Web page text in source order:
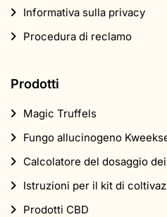
Informativa sulla privacy
Procedura di reclamo
Prodotti
Magic Truffels
Fungo allucinogeno
Calcolatore del dosaggio
Istruzioni per il kit di
Prodotti CBD